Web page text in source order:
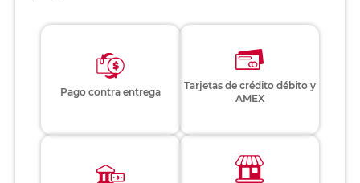
Pago contra entrega
Tarjetas de crédito débito y
AMEX